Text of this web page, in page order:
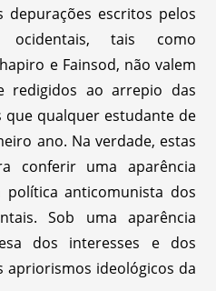
depurações escritos pelos
ocidentais, tais como
e Fainsod, não valem
redigidos ao arrepio das
que qualquer estudante de
ano. Na verdade, estas
conferir uma aparência
política anticomunista dos
Sob uma aparência
dos interesses e dos
apriorismos ideológicos da